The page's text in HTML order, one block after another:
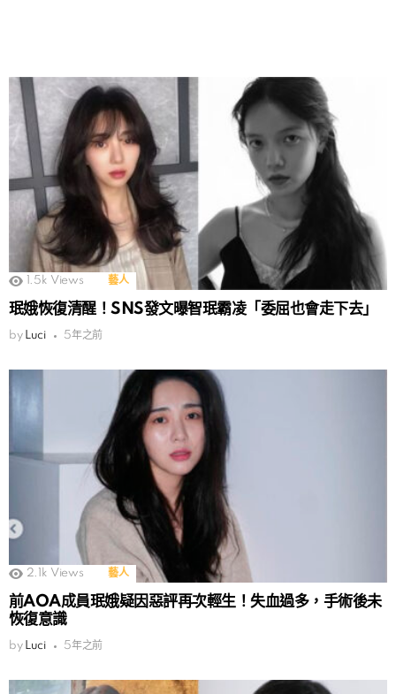
1.5k Views 藝人
珉娥恢復清醒！SNS發文曝智珉霸凌「委屈也會走下去」
by Luci 5年之前
2.1k Views 藝人
前AOA成員珉娥疑因惡評再次輕生！失血過多，手術後未
恢復意識
by Luci 5年之前